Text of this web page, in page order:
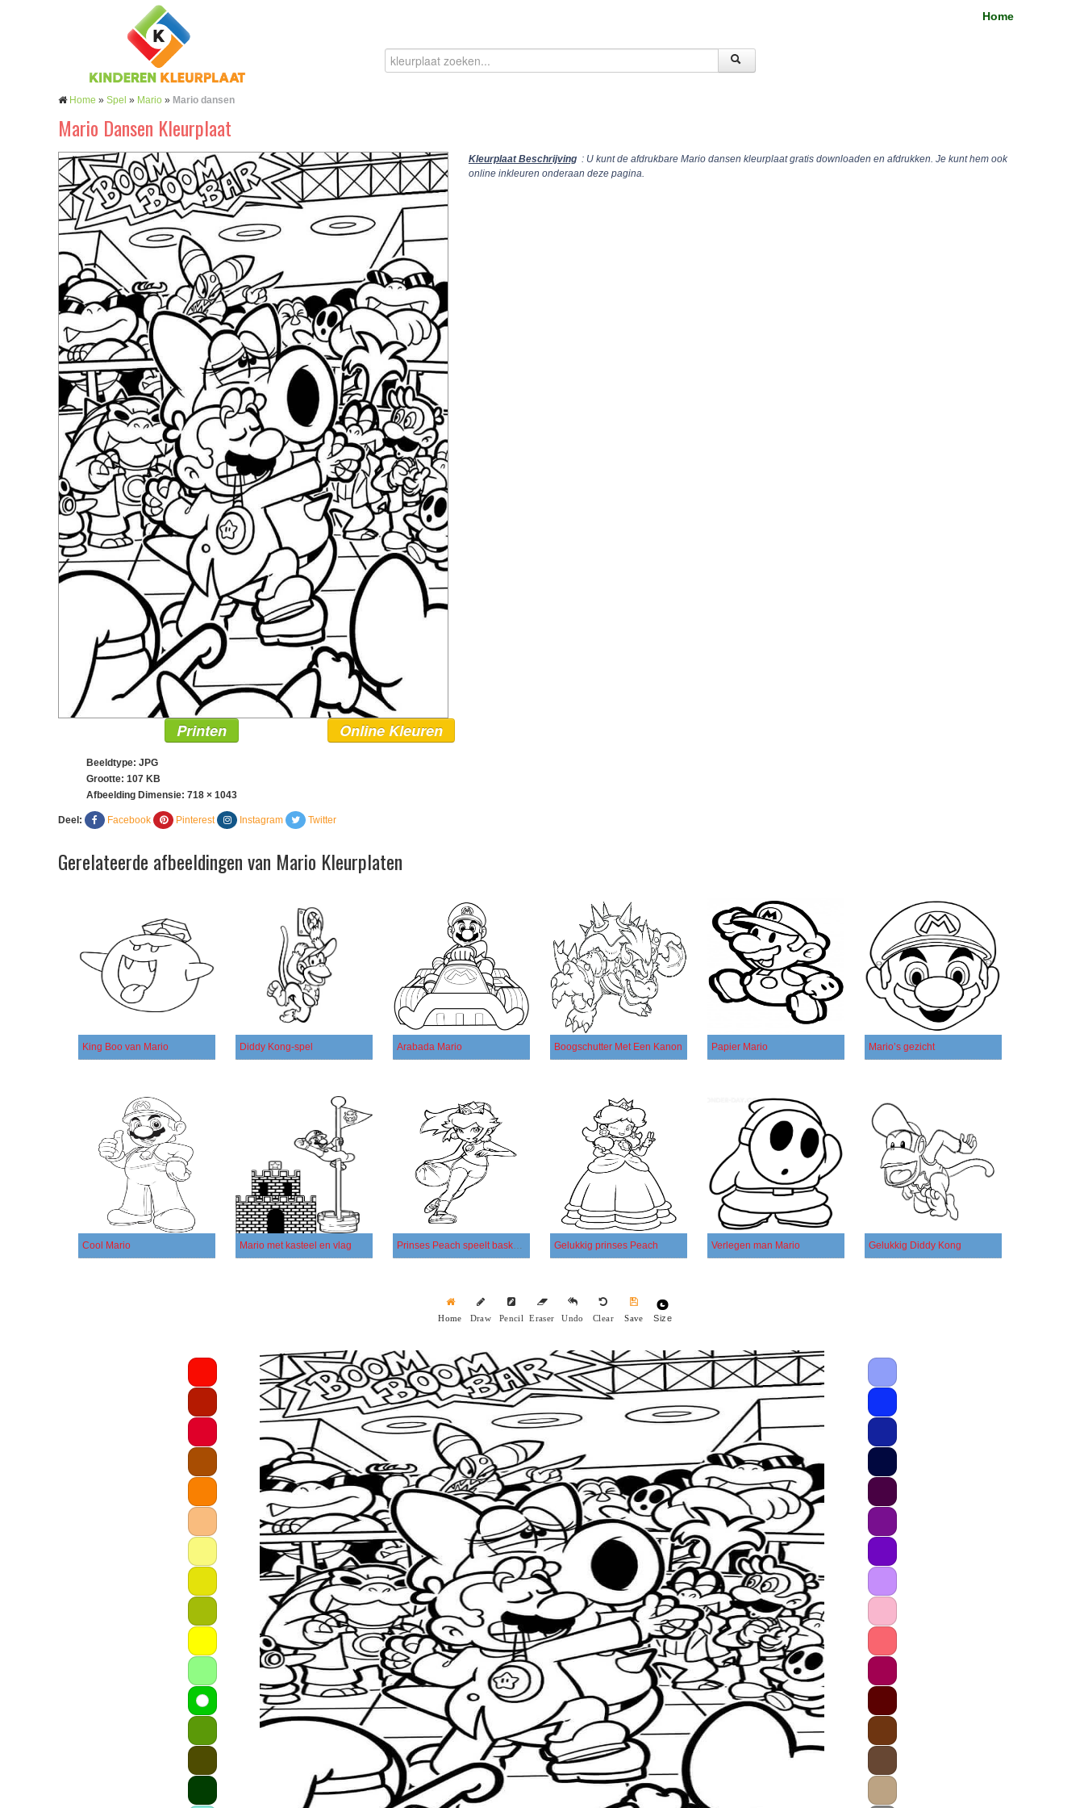
Home
Home » Spel » Mario » Mario dansen
Mario Dansen Kleurplaat
Kleurplaat Beschrijving : U kunt de afdrukbare Mario dansen kleurplaat gratis downloaden en afdrukken. Je kunt hem ook
online inkleuren onderaan deze pagina.
Printen Online Kleuren
Beeldtype: JPG
Grootte: 107 KB
Afbeelding Dimensie: 718 × 1043
Deel: Facebook Pinterest Instagram Twitter
Gerelateerde afbeeldingen van Mario Kleurplaten
King Boo van Mario Diddy Kong-spel Arabada Mario Boogschutter Met Een Kanon Papier Mario Mario’s gezicht
Cool Mario Mario met kasteel en vlag Prinses Peach speelt basketbal Gelukkig prinses Peach Verlegen man Mario Gelukkig Diddy Kong
Home Draw Pencil Eraser Undo Clear Save Size